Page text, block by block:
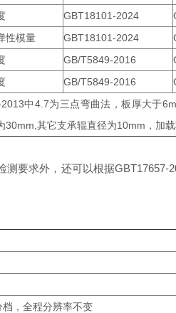
GBT18101-2024
性模量 GBT18101-2024
GB/T5849-2016
GB/T5849-2016
中4.7为三点弯曲法，板厚大于
30mm,其它支承辊直径为10mm，加
测要求外，还可以根据
，全程分辨率不变